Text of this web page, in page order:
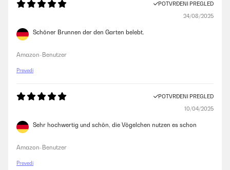
POTVRĐENI PREGLED
24/08/2025
Schöner Brunnen der den Garten belebt.
Amazon-Benutzer
Prevedi
POTVRĐENI PREGLED
10/04/2025
Sehr hochwertig und schön, die Vögelchen nutzen es schon
Amazon-Benutzer
Prevedi